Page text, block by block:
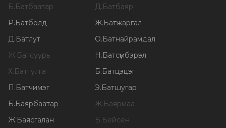
Б.Батбаатар Д.Батбаяр
Р.Батболд Ж.Батжаргал
Д.Батлут О.Батнайрамдал
Ж.Батсуурь Н.Батсүмбэрэл
Х.Баттулга Б.Батцэцэг
П.Батчимэг Э.Батшугар
Б.Баярбаатар Ж.Баярмаа
Ж.Баясгалан Б.Бейсен